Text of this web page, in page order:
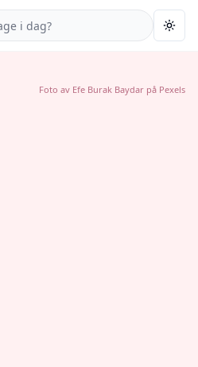
Foto av Efe Burak Baydar på Pexels